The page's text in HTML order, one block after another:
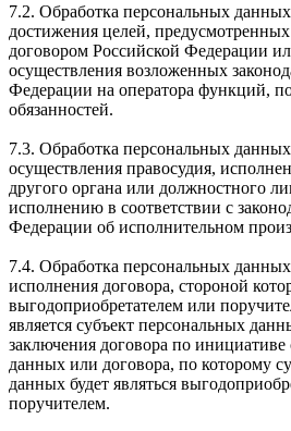
7.2. Обработка персональных
достижения целей,
договором Российской Федерации
осуществления возложенных
Федерации на оператора функций,
обязанностей.
7.3. Обработка персональных
осуществления правосудия,
другого органа или должностного
исполнению в соответствии с
Федерации об исполнительном
7.4. Обработка персональных
исполнения договора, стороной
выгодоприобретателем или
является субъект персональных
заключения договора по инициативе
данных или договора, по которому
данных будет являться
поручителем.